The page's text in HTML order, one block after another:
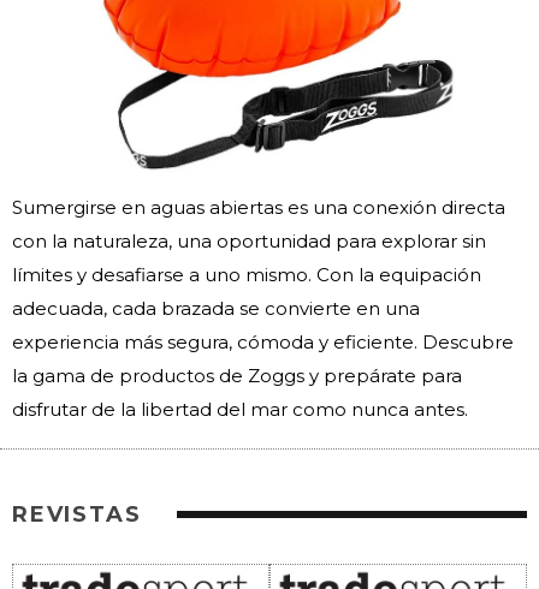
Sumergirse en aguas abiertas es una conexión directa
con la naturaleza, una oportunidad para explorar sin
límites y desafiarse a uno mismo. Con la equipación
adecuada, cada brazada se convierte en una
experiencia más segura, cómoda y eficiente. Descubre
la gama de productos de Zoggs y prepárate para
disfrutar de la libertad del mar como nunca antes.
REVISTAS